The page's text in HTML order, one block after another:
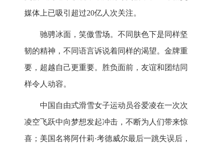
媒体上已吸引超过20亿人次关注。
驰骋冰面，笑傲雪场。不同肤色下是同样坚
韧的精神，不同语言诉说着同样的渴望。金牌重
要，超越自己更重要。胜负面前，友谊和团结同
样令人动容。
中国自由式滑雪女子运动员谷爱凌在一次次
凌空飞跃中向梦想发起冲击，不断为人们带来惊
喜；美国名将阿什莉·考德威尔最后一跳失误后，